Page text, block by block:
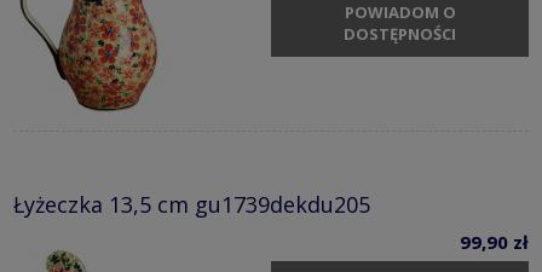
POWIADOM O
DOSTĘPNOŚCI
Łyżeczka 13,5 cm gu1739dekdu205
99,90 zł